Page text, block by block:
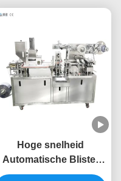
Hoge snelheid
Automatische Blister
Packing Machine Tablet